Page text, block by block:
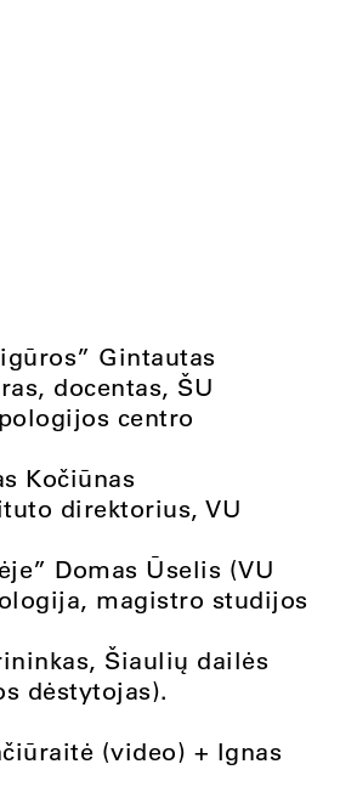
Gintautas
docentas, ŠU
centro
Kočiūnas
direktorius, VU
Domas Ūselis (VU
magistro studijos
Šiaulių dailės
dėstytojas).
(video) + Ignas